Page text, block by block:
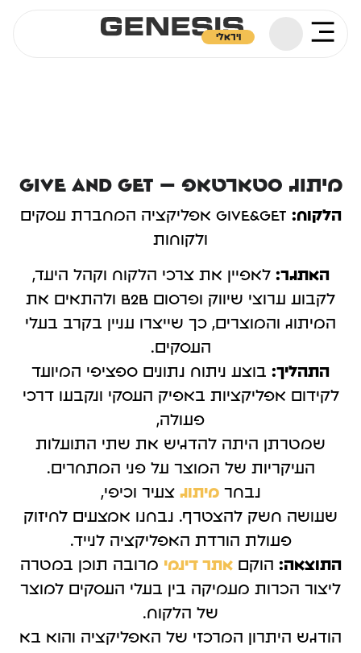
ויראלי
מיתוג סטארטאפ – GIVE AND GET
הלקוח:
GIVE&GET אפליקציה המחברת עסקים
ולקוחות
האתגר: לאפיין את צרכי הלקוח וקהל היעד,
לקבוע ערוצי שיווק ופרסום B2B ולהתאים את
המיתוג והמוצרים, כך שייצרו עניין בקרב בעלי
העסקים.
התהליך: בוצע ניתוח נתונים ספציפי המיועד
לקידום אפליקציות באפיק העסקי ונקבעו דרכי
פעולה,
שמטרתן היתה להדגיש את שתי התועלות
העיקריות של המוצר על פני המתחרים.
נבחרמיתוג צעיר וכיפי,
שעושה חשק להצטרף. נבחנו אמצעים לחיזוק
פעולת הורדת האפליקציה לנייד.
התוצאה: הוקםאתר דינמי מרובה תוכן במטרה
ליצור הכרות מעמיקה בין בעלי העסקים למוצר
של הלקוח.
הודגש היתרון המרכזי של האפליקציה והוא בא